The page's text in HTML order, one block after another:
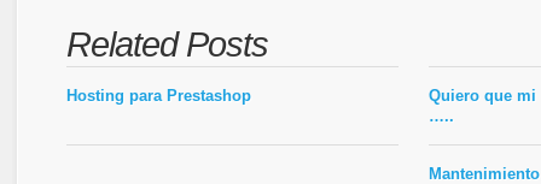
Related Posts
Hosting para Prestashop
Quiero que mi
…..